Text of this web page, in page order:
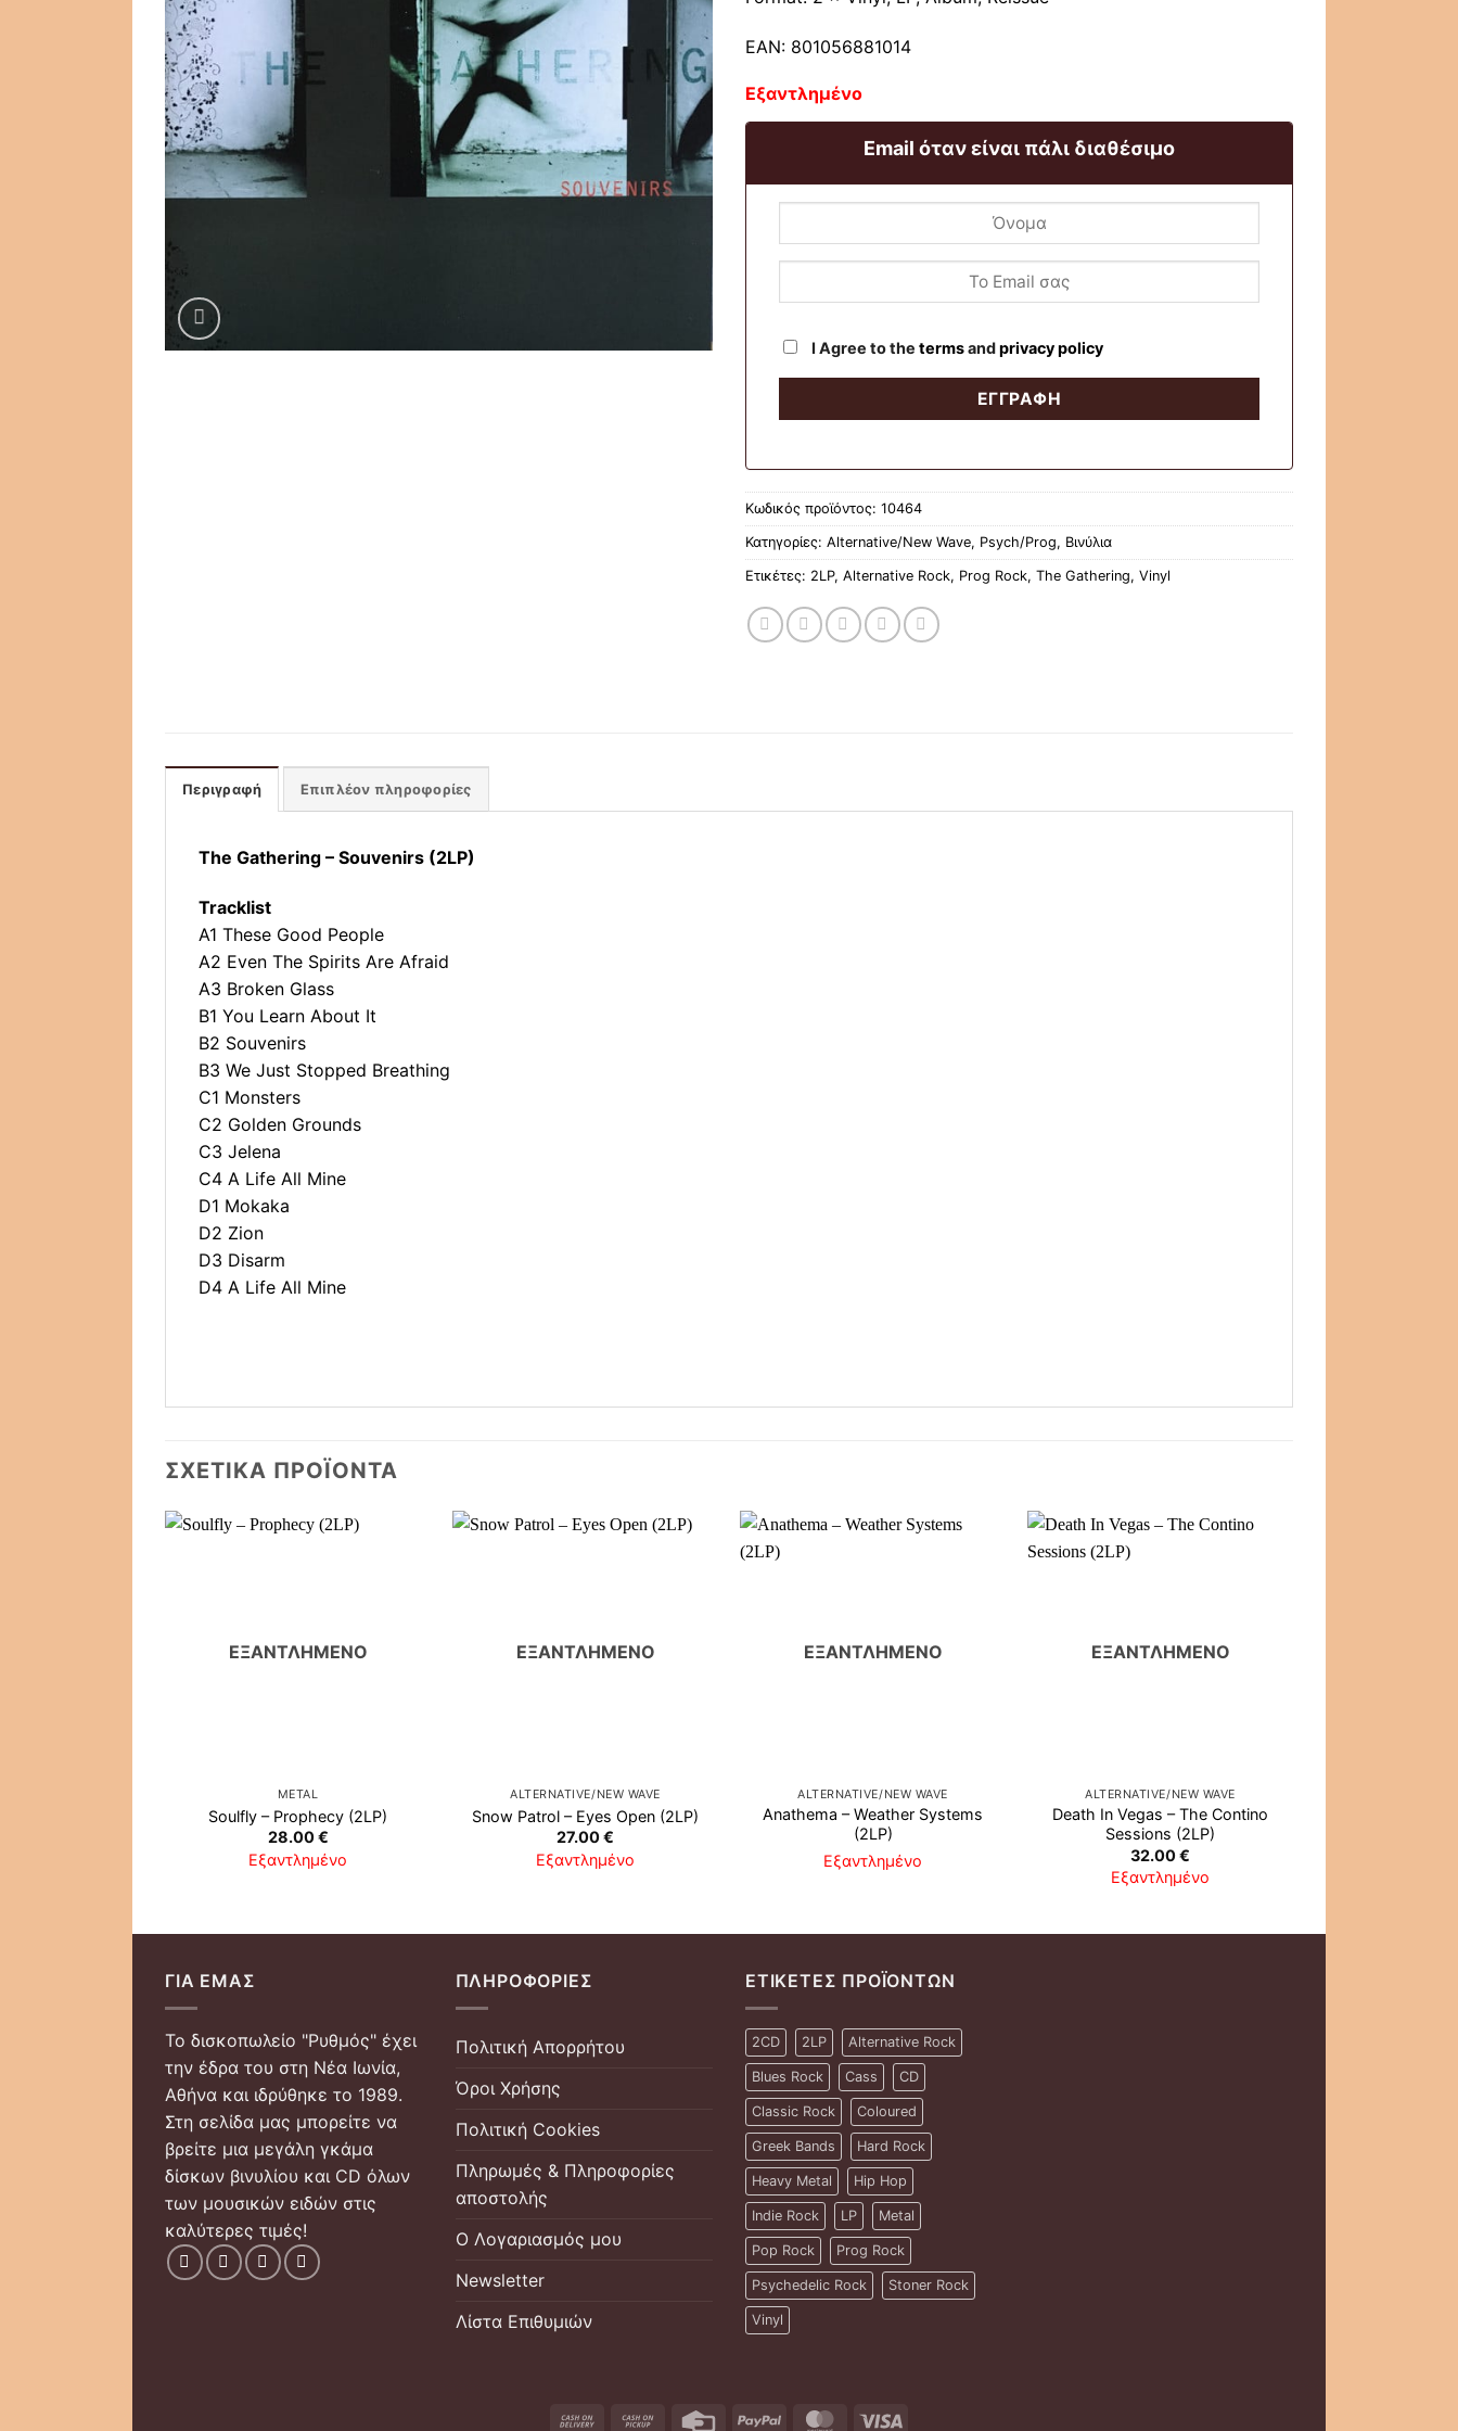
EAN: 801056881014
Εξαντλημένο
Email όταν είναι πάλι διαθέσιμο
I Agree to the termsandprivacy policy
Κωδικός προϊόντος: 10464
Κατηγορίες: Alternative/New Wave, Psych/Prog, Βινύλια
Ετικέτες: 2LP, Alternative Rock, Prog Rock, The Gathering, Vinyl
Περιγραφή Επιπλέον πληροφορίες
The Gathering – Souvenirs (2LP)
Tracklist
A1 These Good People
A2 Even The Spirits Are Afraid
A3 Broken Glass
B1 You Learn About It
B2 Souvenirs
B3 We Just Stopped Breathing
C1 Monsters
C2 Golden Grounds
C3 Jelena
C4 A Life All Mine
D1 Mokaka
D2 Zion
D3 Disarm
D4 A Life All Mine
ΣΧΕΤΙΚΆ ΠΡΟΪΌΝΤΑ
ΕΞΑΝΤΛΗΜΈΝΟ
METAL
Soulfly ‎– Prophecy (2LP)
28.00€
Εξαντλημένο
ΕΞΑΝΤΛΗΜΈΝΟ
ALTERNATIVE/NEW WAVE
Snow Patrol ‎– Eyes Open (2LP)
27.00€
Εξαντλημένο
ΕΞΑΝΤΛΗΜΈΝΟ
ALTERNATIVE/NEW WAVE
Anathema ‎– Weather Systems
(2LP)
Εξαντλημένο
ΕΞΑΝΤΛΗΜΈΝΟ
ALTERNATIVE/NEW WAVE
Death In Vegas ‎– The Contino
Sessions (2LP)
32.00€
Εξαντλημένο
ΓΙΑ ΕΜΆΣ
Το δισκοπωλείο "Ρυθμός" έχει
την έδρα του στη Νέα Ιωνία,
Αθήνα και ιδρύθηκε το 1989.
Στη σελίδα μας μπορείτε να
βρείτε μια μεγάλη γκάμα
δίσκων βινυλίου και CD όλων
των μουσικών ειδών στις
καλύτερες τιμές!
ΠΛΗΡΟΦΟΡΊΕΣ
Πολιτική Απορρήτου
Όροι Χρήσης
Πολιτική Cookies
Πληρωμές & Πληροφορίες
αποστολής
Ο Λογαριασμός μου
Newsletter
Λίστα Επιθυμιών
ΕΤΙΚΈΤΕΣ ΠΡΟΪΌΝΤΩΝ
2CD 2LP Alternative Rock
Blues Rock Cass CD
Classic Rock Coloured
Greek Bands Hard Rock
Heavy Metal Hip Hop
Indie Rock LP Metal
Pop Rock Prog Rock
Psychedelic Rock Stoner Rock
Vinyl
Cash Cash Credit PayPal MasterCard